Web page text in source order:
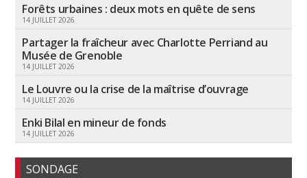
Forêts urbaines : deux mots en quête de sens
14 JUILLET 2026
Partager la fraîcheur avec Charlotte Perriand au
Musée de Grenoble
14 JUILLET 2026
Le Louvre ou la crise de la maîtrise d’ouvrage
14 JUILLET 2026
Enki Bilal en mineur de fonds
14 JUILLET 2026
SONDAGE